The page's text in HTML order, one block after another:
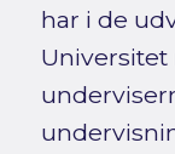
har i de
Universitet